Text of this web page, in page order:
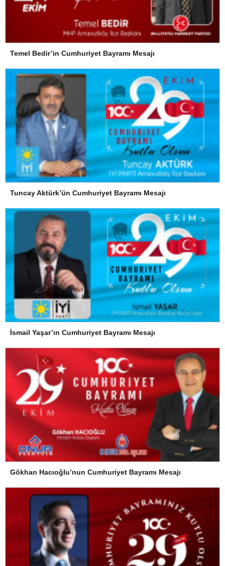
Temel Bedir’in Cumhuriyet Bayramı Mesajı
Tuncay Aktürk’ün Cumhuriyet Bayramı Mesajı
İsmail Yaşar’ın Cumhuriyet Bayramı Mesajı
Gökhan Hacıoğlu’nun Cumhuriyet Bayramı Mesajı